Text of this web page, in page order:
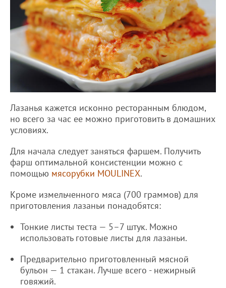
Лазанья кажется исконно ресторанным блюдом,
но всего за час ее можно приготовить в домашних
условиях.
Для начала следует заняться фаршем. Получить
фарш оптимальной консистенции можно с
помощью мясорубки MOULINEX.
Кроме измельченного мяса (700 граммов) для
приготовления лазаньи понадобятся:
Тонкие листы теста — 5–7 штук. Можно
использовать готовые листы для лазаньи.
Предварительно приготовленный мясной
бульон — 1 стакан. Лучше всего - нежирный
говяжий.